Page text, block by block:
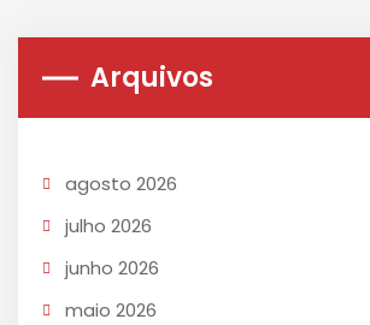
Arquivos
agosto 2026
julho 2026
junho 2026
maio 2026